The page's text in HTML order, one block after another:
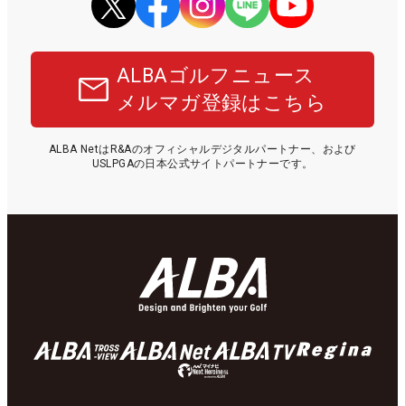
ALBAゴルフニュース
メルマガ登録はこちら
ALBA NetはR&Aのオフィシャルデジタルパートナー、および
USLPGAの日本公式サイトパートナーです。